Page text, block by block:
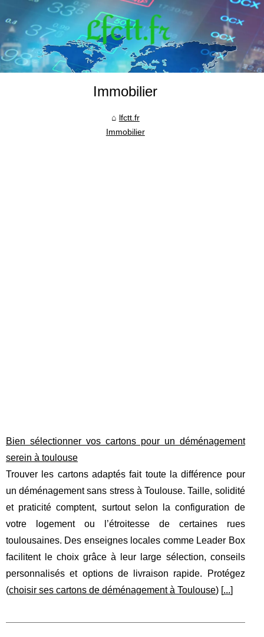
Immobilier
lfctt.fr
Immobilier
Bien sélectionner vos cartons pour un déménagement
serein à toulouse
Trouver les cartons adaptés fait toute la différence pour
un déménagement sans stress à Toulouse. Taille, solidité
et praticité comptent, surtout selon la configuration de
votre logement ou l’étroitesse de certaines rues
toulousaines. Des enseignes locales comme Leader Box
facilitent le choix grâce à leur large sélection, conseils
personnalisés et options de livraison rapide. Protégez
(choisir ses cartons de déménagement à Toulouse) [...]